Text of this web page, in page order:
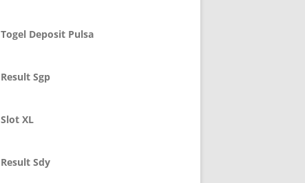
Togel Deposit Pulsa
Result Sgp
Slot XL
Result Sdy